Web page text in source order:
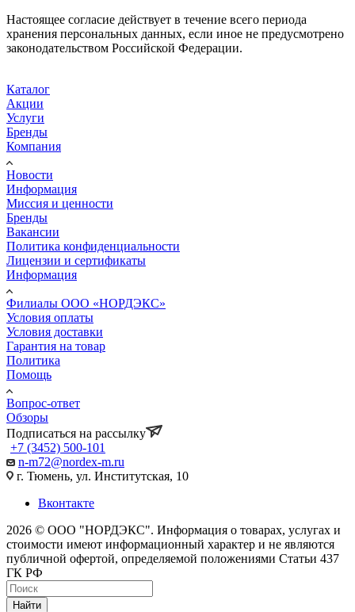
Настоящее согласие действует в течение всего периода
хранения персональных данных, если иное не предусмотрено
законодательством Российской Федерации.
Каталог
Акции
Услуги
Бренды
Компания
Новости
Информация
Миссия и ценности
Бренды
Вакансии
Политика конфиденциальности
Лицензии и сертификаты
Информация
Филиалы ООО «НОРДЭКС»
Условия оплаты
Условия доставки
Гарантия на товар
Политика
Помощь
Вопрос-ответ
Обзоры
Подписаться на рассылку
+7 (3452) 500-101
n-m72@nordex-m.ru
г. Тюмень, ул. Институтская, 10
Вконтакте
2026 © ООО "НОРДЭКС". Информация о товарах, услугах и
стоимости имеют информационный характер и не являются
публичной офертой, определяемой положениями Статьи 437
ГК РФ
Найти